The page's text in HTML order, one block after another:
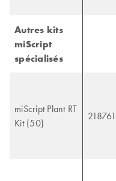
Autres kits
miScript
spécialisés
miScript Plant RT
Kit (50)
218761